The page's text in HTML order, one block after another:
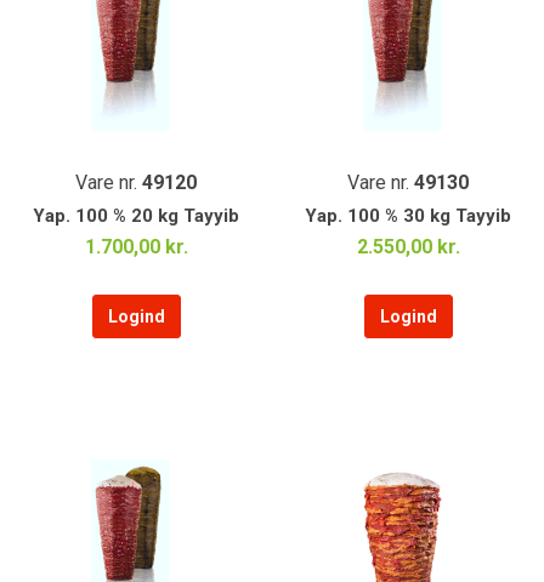
Vare nr. 49120
Yap. 100 % 20 kg Tayyib
1.700,00 kr.
Logind
Vare nr. 49130
Yap. 100 % 30 kg Tayyib
2.550,00 kr.
Logind